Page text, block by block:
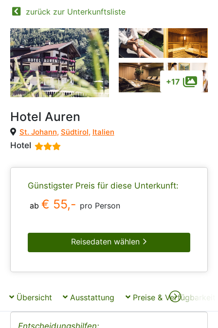
zurück zur Unterkunftsliste
+17
Hotel Auren
St. Johann, Südtirol, Italien
Hotel
Günstigster Preis für diese Unterkunft:
ab € 55,- pro Person
Reisedaten wählen
Übersicht Ausstattung Preise & Verfügbarkeit
Entscheidungshilfen: